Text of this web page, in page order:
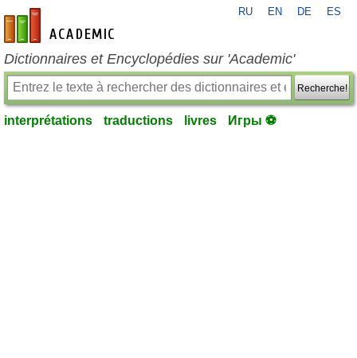
fr-academic.com
RU EN DE ES
Dictionnaires et Encyclopédies sur 'Academic'
Recherche!
interprétations traductions livres Игры ⚽